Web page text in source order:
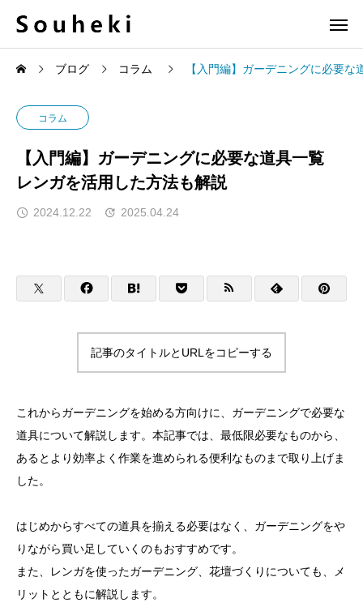
ブログ コラム 【入門編】ガーデニングに必要
コラム
【入門編】ガーデニングに必要な道具一覧
レンガを活用した方法も解説
2024.12.22 2025.04.24
記事のタイトルとURLをコピーする
これからガーデニングを始める方向けに、ガーデニングで必要な
道具について解説します。本記事では、最低限必要なものから、
あるとより効率よく作業を進められる便利なものまで取り上げま
した。
はじめからすべての道具を揃える必要はなく、ガーデニングをや
りながら買い足していくのもおすすめです。
また、レンガを使ったガーデニング、花壇づくりについても、メ
リットとともに解説します。